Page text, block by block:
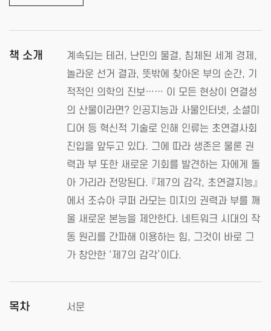
책 소개
계속되는 테러, 난민의 물결, 침체된 세계 경제,
놀라운 선거 결과, 뜻밖에 찾아온 부의 순간, 기
적적인 의학의 진보…… 이 모든 현상이 연결성
의 산물이라면? 인공지능과 사물인터넷, 소셜미
디어 등 혁신적 기술로 인해 인류는 초연결사회
진입을 앞두고 있다. 그에 따라 생존은 물론 권
력과 부 또한 새로운 기회를 발견하는 자에게 돌
아 가리라 전망된다. 『제7의 감각, 초연결지능』
에서 조슈아 쿠퍼 라모는 미지의 권력과 부를 깨
울 새로운 본능을 제안한다. 네트워크 시대의 작
동 원리를 간파해 이용하는 힘, 그것이 바로 그
가 창안한 ‘제7의 감각’이다.
목차 서문